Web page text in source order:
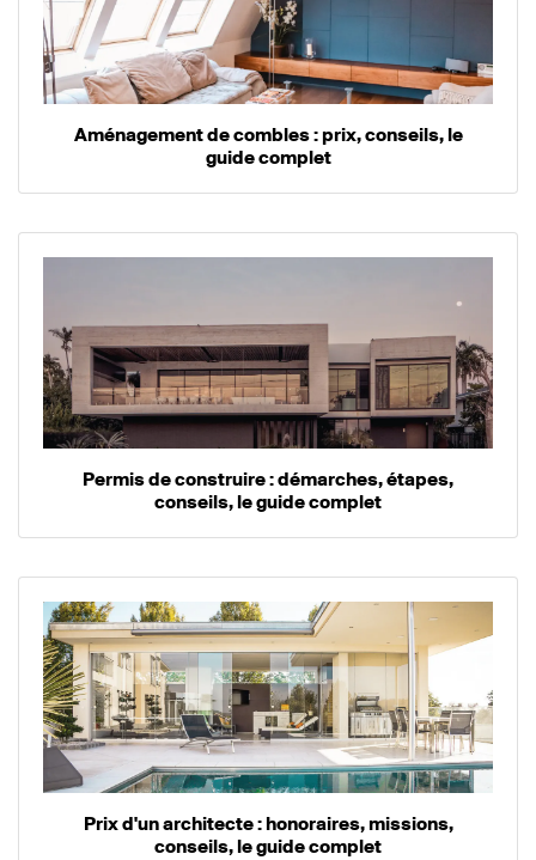
Aménagement de combles : prix, conseils, le
guide complet
Permis de construire : démarches, étapes,
conseils, le guide complet
Prix d'un architecte : honoraires, missions,
conseils, le guide complet